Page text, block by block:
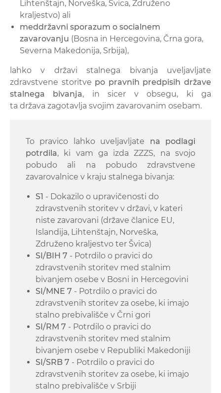
Lihtenštajn, Norveška, Švica, Združeno
kraljestvo) ali
meddržavni sporazum o socialnem
zavarovanju (Bosna in Hercegovina, Črna gora,
Severna Makedonija, Srbija),
lahko v državi stalnega bivanja uveljavljate
zdravstvene storitve po pravnih predpisih države
stalnega bivanja, in sicer v obsegu, ki ga
ta država zagotavlja svojim zavarovanim osebam.
To pravico lahko uveljavljate na podlagi
potrdila, ki vam ga izda ZZZS, na svojo
pobudo ali na pobudo zdravstvene
zavarovalnice v kraju stalnega bivanja:
S1 - Dokazilo o upravičenosti do
zdravstvenih storitev v državi, v kateri
niste zavarovani (države članice EU,
Islandija, Lihtenštajn, Norveška,
Združeno kraljestvo ter Švica)
SI/BIH 7 - Potrdilo o pravici do
zdravstvenih storitev med stalnim
bivanjem osebe v Bosni in Hercegovini
SI/MNE 7 - Potrdilo o pravici do
zdravstvenih storitev za osebe, ki imajo
stalno prebivališče v Črni gori
SI/RM 7 - Potrdilo o pravici do
zdravstvenih storitev med stalnim
bivanjem osebe v Republiki Makedoniji
SI/SRB 7 - Potrdilo o pravici do
zdravstvenih storitev za osebe, ki imajo
stalno prebivališče v Srbiji